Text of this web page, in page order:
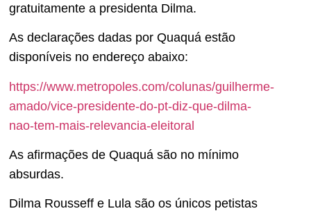
gratuitamente a presidenta Dilma.
As declarações dadas por Quaquá estão
disponíveis no endereço abaixo:
https://www.metropoles.com/colunas/guilherme-
amado/vice-presidente-do-pt-diz-que-dilma-
nao-tem-mais-relevancia-eleitoral
As afirmações de Quaquá são no mínimo
absurdas.
Dilma Rousseff e Lula são os únicos petistas